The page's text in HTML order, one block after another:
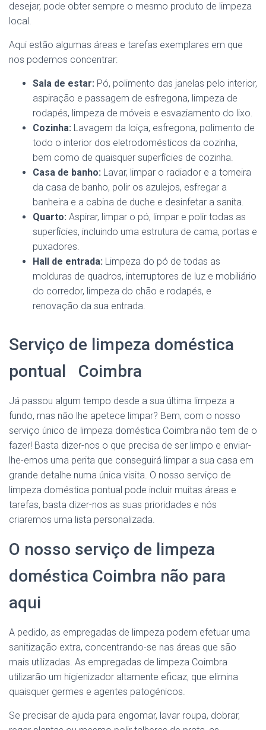
desejar, pode obter sempre o mesmo produto de limpeza
local.
Aqui estão algumas áreas e tarefas exemplares em que
nos podemos concentrar:
Sala de estar: Pó, polimento das janelas pelo interior,
aspiração e passagem de esfregona, limpeza de
rodapés, limpeza de móveis e esvaziamento do lixo.
Cozinha: Lavagem da loiça, esfregona, polimento de
todo o interior dos eletrodomésticos da cozinha,
bem como de quaisquer superfícies de cozinha.
Casa de banho: Lavar, limpar o radiador e a torneira
da casa de banho, polir os azulejos, esfregar a
banheira e a cabina de duche e desinfetar a sanita.
Quarto: Aspirar, limpar o pó, limpar e polir todas as
superfícies, incluindo uma estrutura de cama, portas e
puxadores.
Hall de entrada: Limpeza do pó de todas as
molduras de quadros, interruptores de luz e mobiliário
do corredor, limpeza do chão e rodapés, e
renovação da sua entrada.
Serviço de limpeza doméstica
pontual Coimbra
Já passou algum tempo desde a sua última limpeza a
fundo, mas não lhe apetece limpar? Bem, com o nosso
serviço único de limpeza doméstica Coimbra não tem de o
fazer! Basta dizer-nos o que precisa de ser limpo e enviar-
lhe-emos uma perita que conseguirá limpar a sua casa em
grande detalhe numa única visita. O nosso serviço de
limpeza doméstica pontual pode incluir muitas áreas e
tarefas, basta dizer-nos as suas prioridades e nós
criaremos uma lista personalizada.
O nosso serviço de limpeza
doméstica Coimbra não para
aqui
A pedido, as empregadas de limpeza podem efetuar uma
sanitização extra, concentrando-se nas áreas que são
mais utilizadas. As empregadas de limpeza Coimbra
utilizarão um higienizador altamente eficaz, que elimina
quaisquer germes e agentes patogénicos.
Se precisar de ajuda para engomar, lavar roupa, dobrar,